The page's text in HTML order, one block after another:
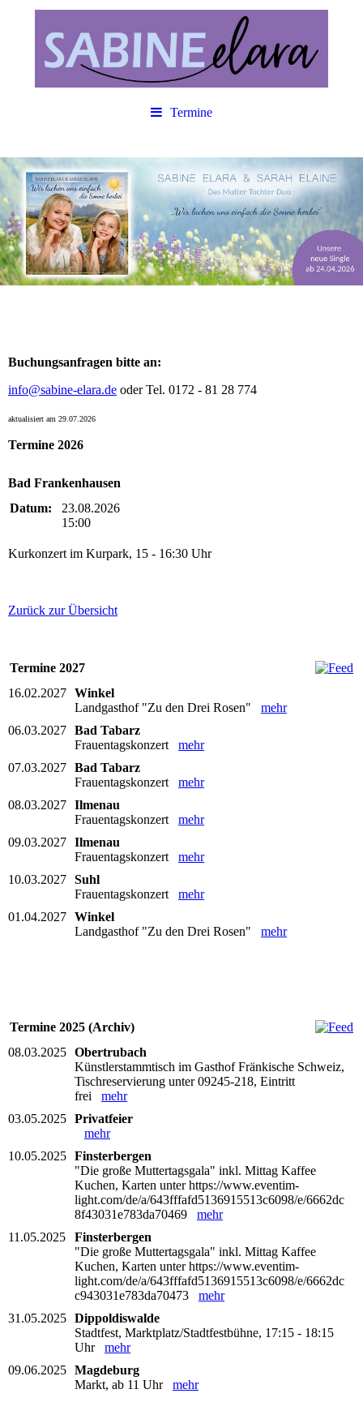
Termine
Buchungsanfragen bitte an:
info@sabine-elara.de oder Tel. 0172 - 81 28 774
aktualisiert am 29.07.2026
Termine 2026
Bad Frankenhausen
Datum:
23.08.2026
15:00
Kurkonzert im Kurpark, 15 - 16:30 Uhr
Zurück zur Übersicht
Termine 2027
16.02.2027 Winkel
Landgasthof "Zu den Drei Rosen" mehr
06.03.2027 Bad Tabarz
Frauentagskonzert mehr
07.03.2027 Bad Tabarz
Frauentagskonzert mehr
08.03.2027 Ilmenau
Frauentagskonzert mehr
09.03.2027 Ilmenau
Frauentagskonzert mehr
10.03.2027 Suhl
Frauentagskonzert mehr
01.04.2027 Winkel
Landgasthof "Zu den Drei Rosen" mehr
Termine 2025 (Archiv)
08.03.2025 Obertrubach
Künstlerstammtisch im Gasthof Fränkische Schweiz,
Tischreservierung unter 09245-218, Eintritt
frei mehr
03.05.2025 Privatfeier
mehr
10.05.2025 Finsterbergen
"Die große Muttertagsgala" inkl. Mittag Kaffee
Kuchen, Karten unter https://www.eventim-
light.com/de/a/643fffafd5136915513c6098/e/6662dc
8f43031e783da70469 mehr
11.05.2025
Finsterbergen
"Die große Muttertagsgala" inkl. Mittag Kaffee
Kuchen, Karten unter https://www.eventim-
light.com/de/a/643fffafd5136915513c6098/e/6662dc
c943031e783da70473 mehr
31.05.2025 Dippoldiswalde
Stadtfest, Marktplatz/Stadtfestbühne, 17:15 - 18:15
Uhr mehr
09.06.2025 Magdeburg
Markt, ab 11 Uhr mehr